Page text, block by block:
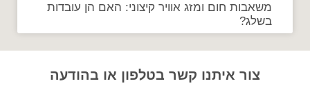
משאבות חום ומזג אוויר קיצוני: האם הן עובדות
בשלג?
צור איתנו קשר בטלפון או בהודעה